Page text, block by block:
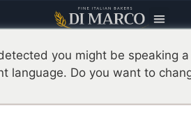
Menu di
you might be speaking a
language. Do you want to